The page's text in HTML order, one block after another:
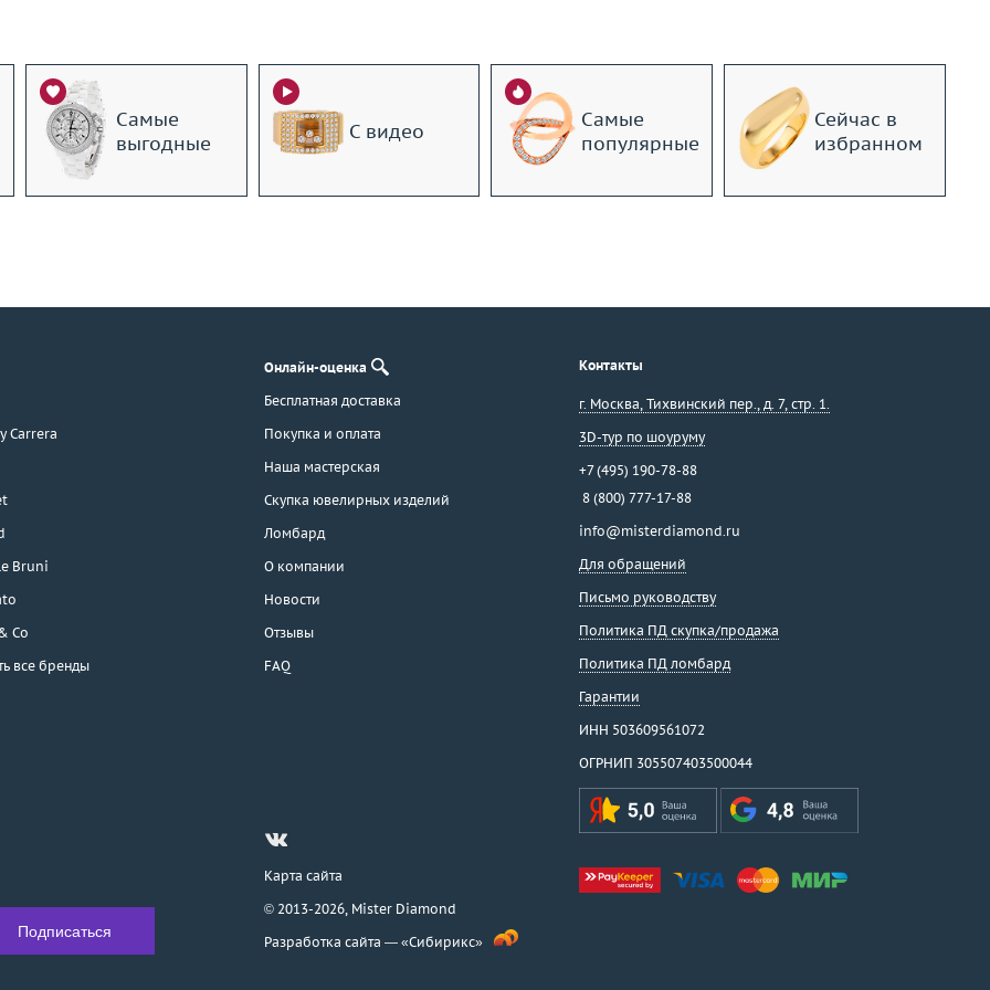
Самые
выгодные
С видео
Самые
популярные
Сейчас в
избранном
Carrera
Bruni
Co
все бренды
Онлайн-оценка
Бесплатная доставка
Покупка и оплата
Наша мастерская
Скупка ювелирных изделий
Ломбард
О компании
Новости
Отзывы
FAQ
Контакты
г. Москва, Тихвинский пер., д. 7, стр. 1.
3D-тур по шоуруму
+7 (495) 190-78-88
8 (800) 777-17-88
info@misterdiamond.ru
Для обращений
Письмо руководству
Политика ПД скупка/продажа
Политика ПД ломбард
Гарантии
ИНН 503609561072
ОГРНИП 305507403500044
Карта сайта
© 2013-2026, Mister Diamond
Разработка сайта — «Сибирикс»